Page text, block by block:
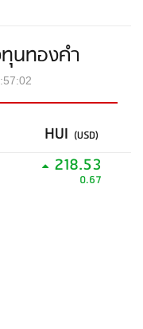
นทองคำ
HUI (USD)
218.53
0.67